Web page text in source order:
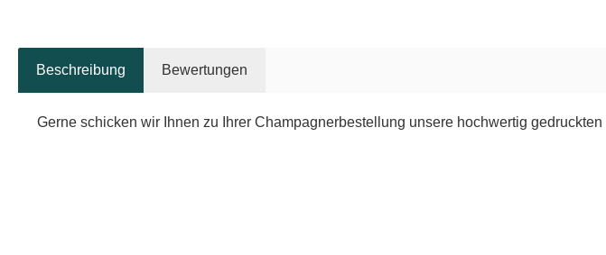
Beschreibung Bewertungen
Gerne schicken wir Ihnen zu Ihrer Champagnerbestellung unsere hochwertig